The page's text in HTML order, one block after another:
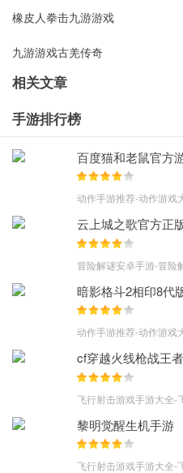
类游戏的精华所在。萌宠不再是
【实时对战 武力突破天际】
与《怪物x联盟》的回合战斗不
场，这种厚积薄发的快感才是
入了点数限制，这更考验玩家战
《怪物x联盟2》自曝光以来，自
而清新可爱的画风确实治愈了
基础上进行了大胆的颠覆，作
个层级，在满足“视觉系”玩家的
和细腻的作画为大家展现全新怪
【家园系统 社交才是王道】
除了可爱宠物的养成和创新的战
分完善。玩家作为一名训练师
与其他玩家一起组队冒险。建
族，本作的社交系统不局限于游
人的互动，将社交体验融入游
橡皮人拳击九游游戏
九游游戏古羌传奇
相关文章
手游排行榜
百度猫和老鼠官方
动作手游推荐-动作游戏
云上城之歌官方正
冒险解谜安卓手游-冒险
暗影格斗2相印8代
动作手游推荐-动作游戏
cf穿越火线枪战王
飞行射击游戏手游大全-
黎明觉醒生机手游
飞行射击游戏手游大全-